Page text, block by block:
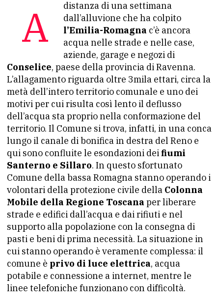
A distanza di una settimana
dall’alluvione che ha colpito
l’Emilia-Romagna c’è ancora
acqua nelle strade e nelle case,
aziende, garage e negozi di
Conselice, paese della provincia di Ravenna.
L’allagamento riguarda oltre 3mila ettari, circa la
metà dell’intero territorio comunale e uno dei
motivi per cui risulta così lento il deflusso
dell’acqua sta proprio nella conformazione del
territorio. Il Comune si trova, infatti, in una conca
lungo il canale di bonifica in destra del Reno e
qui sono confluite le esondazioni deifiumi
Santerno e Sillaro. In questo sfortunato
Comune della bassa Romagna stanno operando i
volontari della protezione civile della Colonna
Mobile della Regione Toscana per liberare
strade e edifici dall’acqua e dai rifiuti e nel
supporto alla popolazione con la consegna di
pasti e beni di prima necessità. La situazione in
cui stanno operando è veramente complessa: il
comune è privo di luce elettrica, acqua
potabile e connessione a internet, mentre le
linee telefoniche funzionano con difficoltà.